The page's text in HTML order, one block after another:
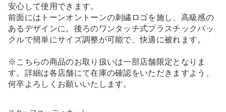
安心して使用できます。
前面にはトーンオントーンの刺繍ロゴを施し、高級感の
あるデザインに。後ろのワンタッチ式プラスチックバッ
クルで簡単にサイズ調整が可能で、快適に被れます。
※こちらの商品のお取り扱いは一部店舗限定となりま
す。詳細は各店舗にて在庫の確認をいただきますよう、
何卒よろしくお願いいたします。